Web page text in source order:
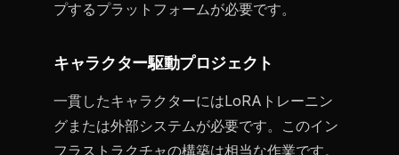
プするプラットフォームが必要です。
キャラクター駆動プロジェクト
一貫したキャラクターにはLoRAトレーニン
グまたは外部システムが必要です。このイン
フラストラクチャの構築は相当な作業です。